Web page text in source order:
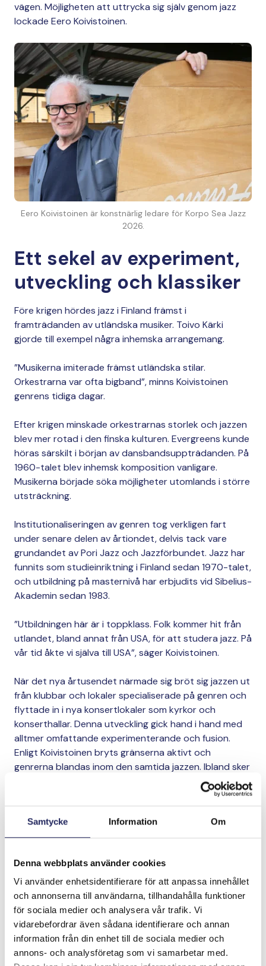
Samtycke Information Om
Denna webbplats använder cookies
Vi använder enhetsidentifierare för att anpassa innehållet
och annonserna till användarna, tillhandahålla funktioner
för sociala medier och analysera vår trafik. Vi
vidarebefordrar även sådana identifierare och annan
information från din enhet till de sociala medier och
annons- och analysföretag som vi samarbetar med.
vägen. Möjligheten att uttrycka sig själv genom jazz
lockade Eero Koivistoinen.
Eero Koivistoinen är konstnärlig ledare för Korpo Sea Jazz
2026.
Ett sekel av experiment,
utveckling och klassiker
Före krigen hördes jazz i Finland främst i
framträdanden av utländska musiker. Toivo Kärki
gjorde till exempel några inhemska arrangemang.
”Musikerna imiterade främst utländska stilar.
Orkestrarna var ofta bigband”, minns Koivistoinen
genrens tidiga dagar.
Efter krigen minskade orkestrarnas storlek och jazzen
blev mer rotad i den finska kulturen. Evergreens kunde
höras särskilt i början av dansbandsuppträdanden. På
1960-talet blev inhemsk komposition vanligare.
Musikerna började söka möjligheter utomlands i större
utsträckning.
Institutionaliseringen av genren tog verkligen fart
under senare delen av årtiondet, delvis tack vare
grundandet av Pori Jazz och Jazzförbundet. Jazz har
funnits som studieinriktning i Finland sedan 1970-talet,
och utbildning på masternivå har erbjudits vid Sibelius-
Akademin sedan 1983.
”Utbildningen här är i toppklass. Folk kommer hit från
utlandet, bland annat från USA, för att studera jazz. På
vår tid åkte vi själva till USA”, säger Koivistoinen.
När det nya årtusendet närmade sig bröt sig jazzen ut
från klubbar och lokaler specialiserade på genren och
flyttade in i nya konsertlokaler som kyrkor och
konserthallar. Denna utveckling gick hand i hand med
alltmer omfattande experimenterande och fusion.
Enligt Koivistoinen bryts gränserna aktivt och
genrerna blandas inom den samtida jazzen. Ibland sker
detta på ett sätt som väcker debatt även inom
genren själv om huruvida man överhuvudtaget
fortfarande kan kalla det jazz.
”Men det är en bra sak. Det är då utvecklingen sker”,